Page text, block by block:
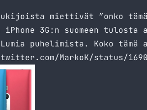
miettivät ”onko
3G:n suomeen
Lumia puhelimista. Koko
MarkoK/status/